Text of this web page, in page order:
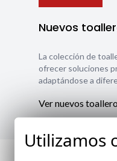
Nuevos
La colección de
ofrecer soluciones
adaptándose a
Ver nuevos
Utilizamos